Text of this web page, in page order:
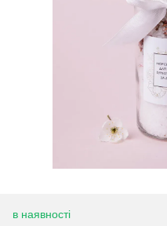
в наявності